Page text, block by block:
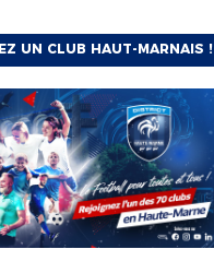
UN CLUB HAUT-MARNAIS !